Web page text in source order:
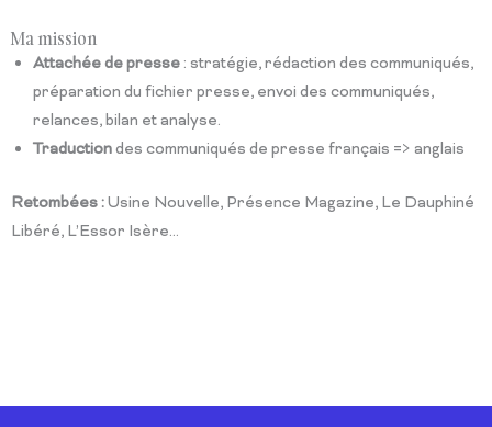
Ma mission
Attachée de presse : stratégie, rédaction des communiqués,
préparation du fichier presse, envoi des communiqués,
relances, bilan et analyse.
Traductiondes communiqués de presse français => anglais
Retombées :Usine Nouvelle, Présence Magazine, Le Dauphiné
Libéré, L’Essor Isère…